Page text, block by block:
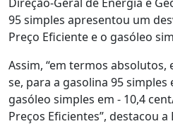
95 simples apresentou um
Preço Eficiente e o gasóleo
Assim, “em termos
se, para a gasolina 95 simples
gasóleo simples em - 10,4
Preços Eficientes”, destacou a